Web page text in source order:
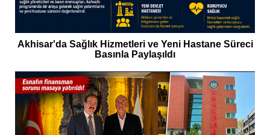
Akhisar'da Sağlık Hizmetleri ve Yeni Hastane Süreci
Basınla Paylaşıldı